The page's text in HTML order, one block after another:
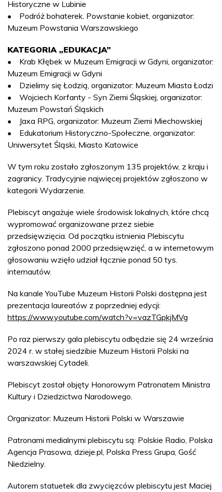
Historyczne w Lubinie
• Podróż bohaterek. Powstanie kobiet, organizator:
Muzeum Powstania Warszawskiego
KATEGORIA „EDUKACJA”
• Krab Kłębek w Muzeum Emigracji w Gdyni, organizator:
Muzeum Emigracji w Gdyni
• Dzielimy się Łodzią, organizator: Muzeum Miasta Łodzi
• Wojciech Korfanty - Syn Ziemi Śląskiej, organizator:
Muzeum Powstań Śląskich
• Jaxa RPG, organizator: Muzeum Ziemi Miechowskiej
• Edukatorium Historyczno-Społeczne, organizator:
Uniwersytet Śląski, Miasto Katowice
W tym roku zostało zgłoszonym 135 projektów, z kraju i
zagranicy. Tradycyjnie najwięcej projektów zgłoszono w
kategorii Wydarzenie.
Plebiscyt angażuje wiele środowisk lokalnych, które chcą
wypromować organizowane przez siebie
przedsięwzięcia. Od początku istnienia Plebiscytu
zgłoszono ponad 2000 przedsięwzięć, a w internetowym
głosowaniu wzięło udział łącznie ponad 50 tys.
internautów.
Na kanale YouTube Muzeum Historii Polski dostępna jest
prezentacja laureatów z poprzedniej edycji:
https://www.youtube.com/watch?v=vazTGpkjMVg
Po raz pierwszy gala plebiscytu odbędzie się 24 września
2024 r. w stałej siedzibie Muzeum Historii Polski na
warszawskiej Cytadeli.
Plebiscyt został objęty Honorowym Patronatem Ministra
Kultury i Dziedzictwa Narodowego.
Organizator: Muzeum Historii Polski w Warszawie
Patronami medialnymi plebiscytu są: Polskie Radio, Polska
Agencja Prasowa, dzieje.pl, Polska Press Grupa, Gość
Niedzielny.
Autorem statuetek dla zwycięzców plebiscytu jest Maciej